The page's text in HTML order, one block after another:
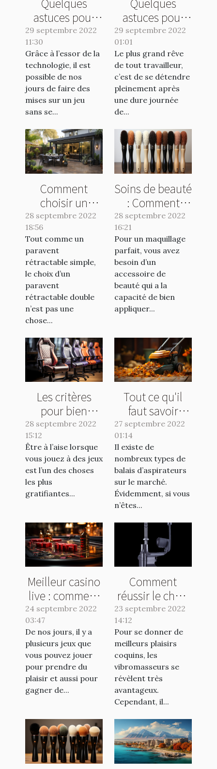
astuces pour
choisir un bon
site de pari
sportif
29 septembre 2022
11:30
Grâce à l’essor de la
technologie, il est
possible de nos
jours de faire des
mises sur un jeu
sans se...
astuces pour
bien choisir son
gonflable
29 septembre 2022
01:01
Le plus grand rêve
de tout travailleur,
c’est de se détendre
pleinement après
une dure journée
de...
Comment
choisir un
paravent
rétractable
double ?
28 septembre 2022
18:56
Tout comme un
paravent
rétractable simple,
le choix d’un
paravent
rétractable double
n’est pas une
chose...
Soins de beauté
: Comment
utiliser un
pinceau en
poils naturels ?
28 septembre 2022
16:21
Pour un maquillage
parfait, vous avez
besoin d’un
accessoire de
beauté qui a la
capacité de bien
appliquer...
Les critères
pour bien
choisir une
chaise pour
gamer
28 septembre 2022
15:12
Être à l’aise lorsque
vous jouez à des jeux
est l’un des choses
les plus
gratifiantes...
Tout ce qu'il
faut savoir
avant l'achat
d'un balai
aspirateur
27 septembre 2022
01:14
Il existe de
nombreux types de
balais d’aspirateurs
sur le marché.
Évidemment, si vous
n’êtes...
Meilleur casino
live : comment
faire le bon
24 septembre 2022
03:47
De nos jours, il y a
plusieurs jeux que
vous pouvez jouer
pour prendre du
plaisir et aussi pour
gagner de...
Comment
réussir le choix
de votre
vibromasseur ?
23 septembre 2022
14:12
Pour se donner de
meilleurs plaisirs
coquins, les
vibromasseurs se
révèlent très
avantageux.
Cependant, il...